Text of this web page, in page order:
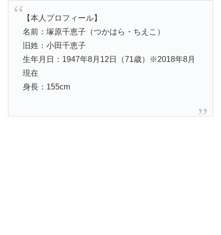
【本人プロフィール】
名前：塚原千恵子（つかはら・ちえこ）
旧姓：小田千恵子
生年月日：1947年8月12日（71歳）※2018年8月
現在
身長：155cm